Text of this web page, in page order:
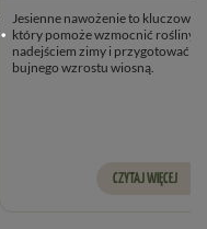
Jesienne nawożenie to kluczowy
który pomoże wzmocnić rośliny przed
nadejściem zimy i przygotować je
bujnego wzrostu wiosną.
CZYTAJ WIĘCEJ